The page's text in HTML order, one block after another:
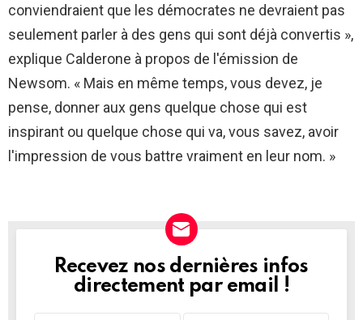
conviendraient que les démocrates ne devraient pas
seulement parler à des gens qui sont déjà convertis »,
explique Calderone à propos de l'émission de
Newsom. « Mais en même temps, vous devez, je
pense, donner aux gens quelque chose qui est
inspirant ou quelque chose qui va, vous savez, avoir
l'impression de vous battre vraiment en leur nom. »
NEWSLETTER
Recevez nos dernières infos
directement par email !